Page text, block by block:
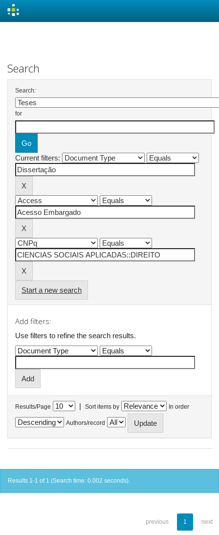
Search
Search:
for
Current filters:
Start a new search
Add filters:
Use filters to refine the search results.
Results/Page | Sort items by In order
Authors/record
Results 1-1 of 1 (Search time: 0.002 seconds).
previous 1 next